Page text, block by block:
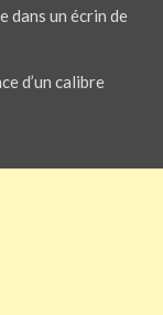
dans un écrin de
d’un calibre